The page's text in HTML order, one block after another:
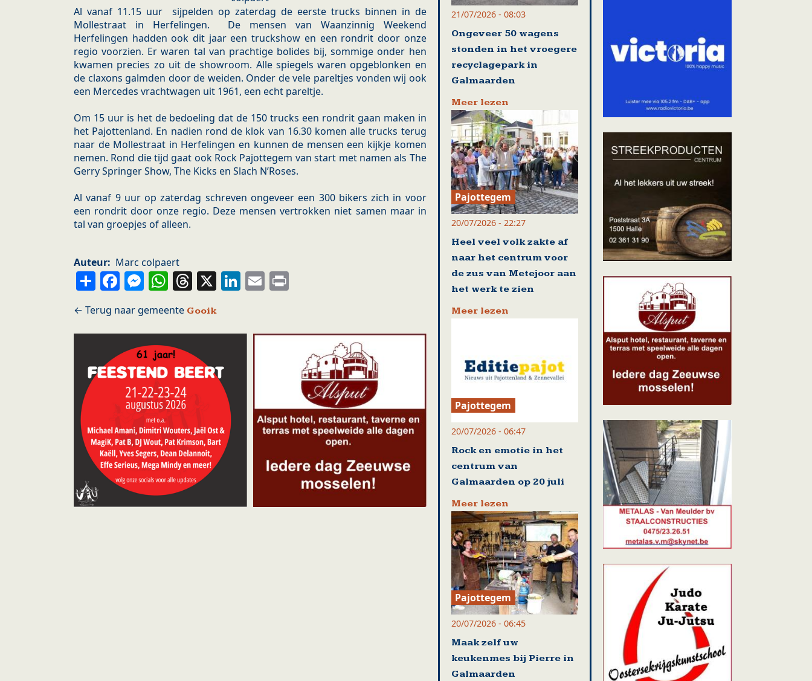
Al vanaf 11.15 uur sijpelden op zaterdag de eerste trucks binnen in de
Mollestraat in Herfelingen. De mensen van Waanzinnig Weekend
Herfelingen hadden ook dit jaar een truckshow en een rondrit door onze
regio voorzien. Er waren tal van prachtige bolides bij, sommige onder hen
kwamen precies zo uit de showroom. Alle spiegels waren opgeblonken en
de claxons galmden door de weiden. Onder de vele pareltjes vonden wij ook
een Mercedes vrachtwagen uit 1961, een echt pareltje.
Om 15 uur is het de bedoeling dat de 150 trucks een rondrit gaan maken in
het Pajottenland. En nadien rond de klok van 16.30 komen alle trucks terug
naar de Mollestraat in Herfelingen en kunnen de mensen een kijkje komen
nemen. Rond die tijd gaat ook Rock Pajottegem van start met namen als The
Gerry Springer Show, The Kicks en Slach N’Roses.
Al vanaf 9 uur op zaterdag schreven ongeveer een 300 bikers zich in voor
een rondrit door onze regio. Deze mensen vertrokken niet samen maar in
tal van groepjes of alleen.
Auteur Marc colpaert
ShareFacebook
Messenger
WhatsApp
Threads
X LinkedIn
Email
Gooik
21/07/2026 - 08:03
Ongeveer 50 wagens
stonden in het vroegere
recyclagepark in
Galmaarden
Meer lezen
Pajottegem
20/07/2026 - 22:27
Heel veel volk zakte af
naar het centrum voor
de zus van Metejoor aan
het werk te zien
Meer lezen
Pajottegem
20/07/2026 - 06:47
Rock en emotie in het
centrum van
Galmaarden op 20 juli
Meer lezen
Pajottegem
20/07/2026 - 06:45
Maak zelf uw
keukenmes bij Pierre in
Galmaarden